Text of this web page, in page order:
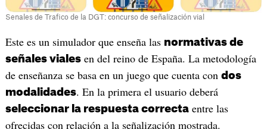
Senales de Trafico de la DGT: concurso de señalización vial
‎Este es un simulador que enseña las normativas de
señales vialesen del reino de España. La metodología
de enseñanza se basa en un juego que cuenta con dos
modalidades. En la primera el usuario deberá
seleccionar la respuesta correctaentre las
ofrecidas con relación a la señalización mostrada.